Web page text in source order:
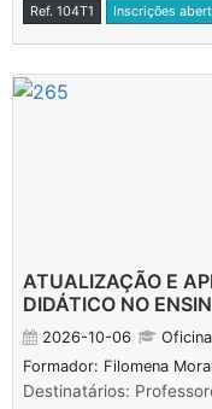
Ref. 104T1 Inscrições
ATUALIZAÇÃO E
DIDÁTICO NO
2026-10-06 Oficina
Formador: Filomena
Destinatários: